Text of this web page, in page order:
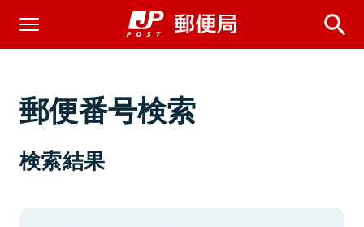
郵便番号検索
検索結果